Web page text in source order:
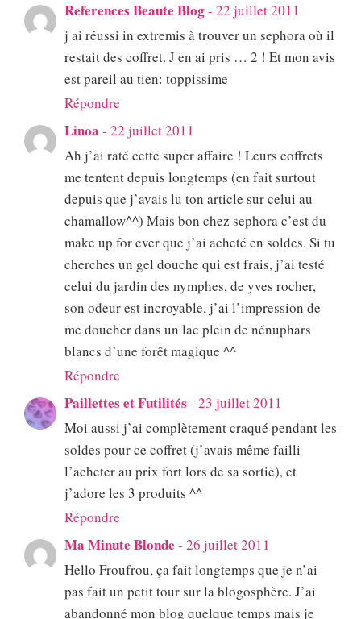
References Beaute Blog- 22 juillet 2011
j ai réussi in extremis à trouver un sephora où il
restait des coffret. J en ai pris … 2 ! Et mon avis
est pareil au tien: toppissime
Répondre
Linoa - 22 juillet 2011
Ah j’ai raté cette super affaire ! Leurs coffrets
me tentent depuis longtemps (en fait surtout
depuis que j’avais lu ton article sur celui au
chamallow^^) Mais bon chez sephora c’est du
make up for ever que j’ai acheté en soldes. Si tu
cherches un gel douche qui est frais, j’ai testé
celui du jardin des nymphes, de yves rocher,
son odeur est incroyable, j’ai l’impression de
me doucher dans un lac plein de nénuphars
blancs d’une forêt magique ^^
Répondre
Paillettes et Futilités - 23 juillet 2011
Moi aussi j’ai complètement craqué pendant les
soldes pour ce coffret (j’avais même failli
l’acheter au prix fort lors de sa sortie), et
j’adore les 3 produits ^^
Répondre
Ma Minute Blonde - 26 juillet 2011
Hello Froufrou, ça fait longtemps que je n’ai
pas fait un petit tour sur la blogosphère. J’ai
abandonné mon blog quelque temps mais je